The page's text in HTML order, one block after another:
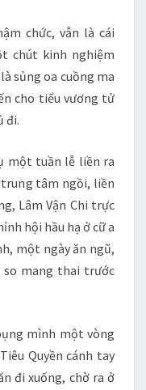
chức, vẫn là cái
chút kinh nghiệm
sủng oa cuồng ma
cho tiểu vương tử
đi.
một tuần lễ liền ra
trung tâm ngồi, liền
Lâm Vận Chi trực
hội hầu hạ ở cữ a
một ngày ăn ngũ,
so mang thai trước
mình một vòng
Quyền cánh tay
đi xuống, chờ ra ở